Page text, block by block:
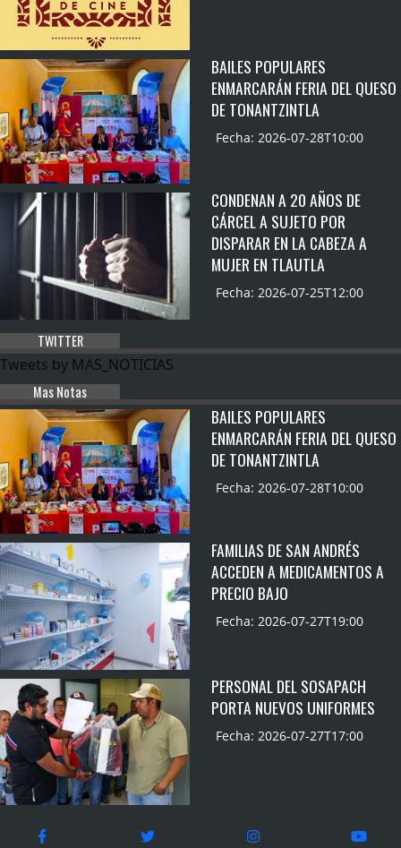
BAILES POPULARES
ENMARCARÁN FERIA DEL QUESO
DE TONANTZINTLA
Fecha: 2026-07-28T10:00
CONDENAN A 20 AÑOS DE
CÁRCEL A SUJETO POR
DISPARAR EN LA CABEZA A
MUJER EN TLAUTLA
Fecha: 2026-07-25T12:00
TWITTER
Tweets by MAS_NOTICIAS
Mas Notas
BAILES POPULARES
ENMARCARÁN FERIA DEL QUESO
DE TONANTZINTLA
Fecha: 2026-07-28T10:00
FAMILIAS DE SAN ANDRÉS
ACCEDEN A MEDICAMENTOS A
PRECIO BAJO
Fecha: 2026-07-27T19:00
PERSONAL DEL SOSAPACH
PORTA NUEVOS UNIFORMES
Fecha: 2026-07-27T17:00